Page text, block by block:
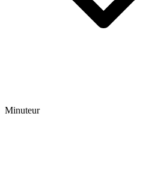
Minuteur